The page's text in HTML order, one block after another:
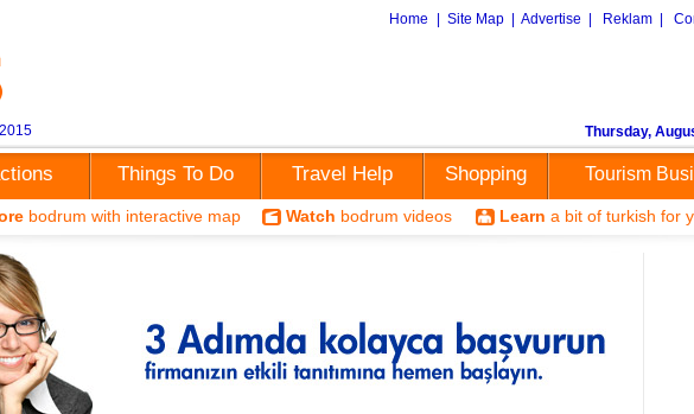
Home Site Map Advertise Reklam
Thursday,
Things To Do Travel Help Shopping Tourism
bodrum with interactive map Watch bodrum videos Learn a bit of turkish for